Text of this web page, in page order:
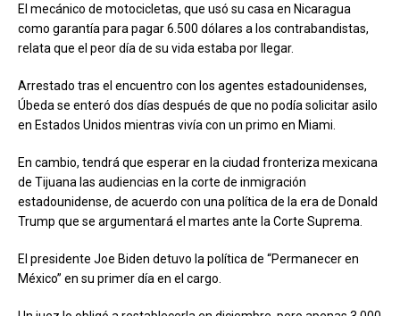
El mecánico de motocicletas, que usó su casa en Nicaragua
como garantía para pagar 6.500 dólares a los contrabandistas,
relata que el peor día de su vida estaba por llegar.
Arrestado tras el encuentro con los agentes estadounidenses,
Úbeda se enteró dos días después de que no podía solicitar asilo
en Estados Unidos mientras vivía con un primo en Miami.
En cambio, tendrá que esperar en la ciudad fronteriza mexicana
de Tijuana las audiencias en la corte de inmigración
estadounidense, de acuerdo con una política de la era de Donald
Trump que se argumentará el martes ante la Corte Suprema.
El presidente Joe Biden detuvo la política de “Permanecer en
México” en su primer día en el cargo.